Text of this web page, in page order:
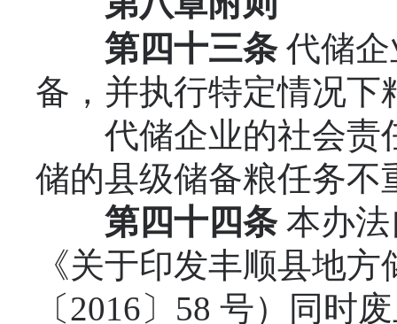
第四十三条代储企
备，并执行特定情况下
代储企业的社会责
储的县级储备粮任务不
第四十 四条本办法
《关于印发丰顺县地
〔2016〕58 号）同时